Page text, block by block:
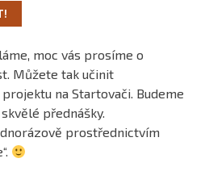
moc vás prosíme o
Můžete tak učinit
na Startovači. Budeme
přednášky.
prostřednictvím